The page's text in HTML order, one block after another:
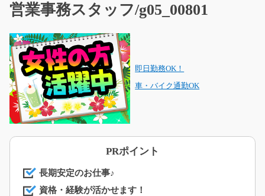
営業事務スタッフ/g05_00801
即日勤務OK！
車・バイク通勤OK
PRポイント
長期安定のお仕事♪
資格・経験が活かせます！